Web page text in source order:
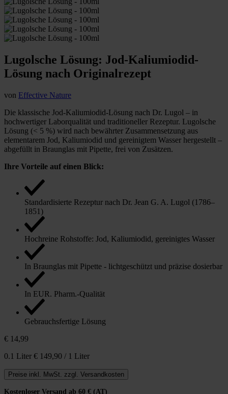
Lugolsche Lösung: Jod-Kaliumiodid-
Lösung nach Originalrezept
von Effective Nature
Die klassische Jod-Kaliumiodid-Lösung nach Dr. Lugol – in
hochwertiger Laborqualität und traditioneller Rezeptur. Lugolsche
Lösung (< 5 %) wird nach bewährter Zusammensetzung aus
elementarem Jod, Kaliumiodid und gereinigtem Wasser hergestellt –
abgefüllt in Braunglas mit Pipette, frei von Zusätzen.
Ihre Vorteile auf einen Blick:
Standardisierte Rezeptur nach Dr. Jean G. A. Lugol (1786–
1851)
Hochreine Rohstoffe: Jod, Kaliumiodid, gereinigtes Wasser
In Braunglas mit Pipette - lichtgeschützt und präzise dosierbar
In EUR. Pharm.-Qualität
Gebrauchsfertige Lösung
€ 14,99
0.1 Liter € 149,90 / 1 Liter
Preise inkl. MwSt. zzgl. Versandkosten
Kostenloser Versand ab 60 € (AT)